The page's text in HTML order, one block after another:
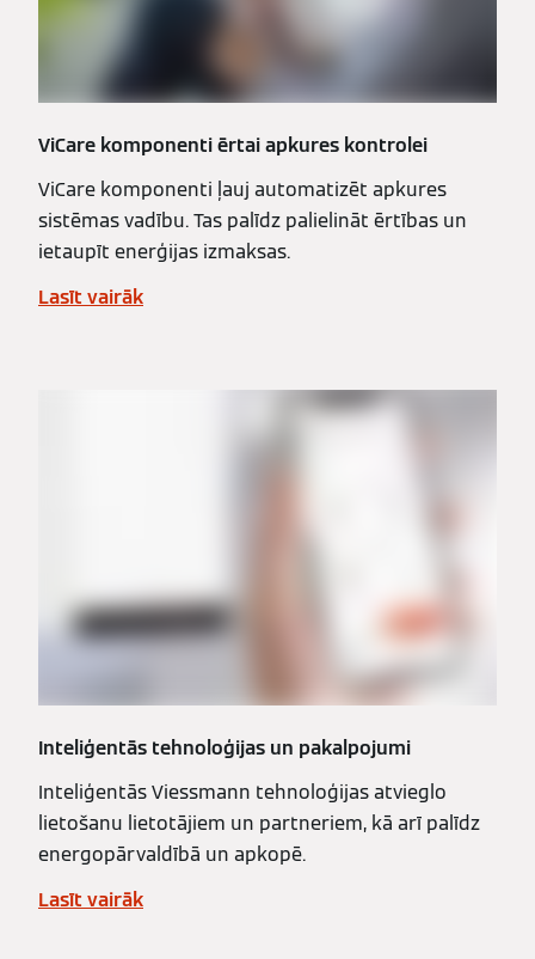
ViCare komponenti ērtai apkures kontrolei
ViCare komponenti ļauj automatizēt apkures
sistēmas vadību. Tas palīdz palielināt ērtības un
ietaupīt enerģijas izmaksas.
Lasīt vairāk
Inteliģentās tehnoloģijas un pakalpojumi
Inteliģentās Viessmann tehnoloģijas atvieglo
lietošanu lietotājiem un partneriem, kā arī palīdz
energopārvaldībā un apkopē.
Lasīt vairāk